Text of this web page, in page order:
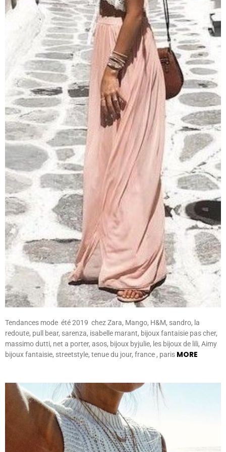
Tendances mode été 2019 chez Zara, Mango, H&M, sandro, la
redoute, pull bear, sarenza, isabelle marant, bijoux fantaisie pas cher,
massimo dutti, net a porter, asos, bijoux byjulie, les bijoux de lili, Aimy
bijoux fantaisie, streetstyle, tenue du jour, france , paris MORE